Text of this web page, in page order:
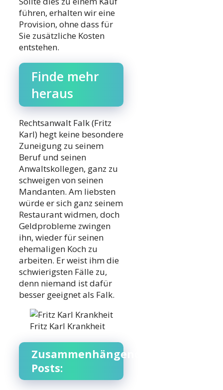
führen, erhalten wir eine
Provision, ohne dass für
Sie zusätzliche Kosten
entstehen.
Finde mehr
heraus
Rechtsanwalt Falk (Fritz
Karl) hegt keine besondere
Zuneigung zu seinem
Beruf und seinen
Anwaltskollegen, ganz zu
schweigen von seinen
Mandanten. Am liebsten
würde er sich ganz seinem
Restaurant widmen, doch
Geldprobleme zwingen
ihn, wieder für seinen
ehemaligen Koch zu
arbeiten. Er weist ihm die
schwierigsten Fälle zu,
denn niemand ist dafür
besser geeignet als Falk.
Fritz Karl Krankheit
Zusammenhängende
Posts: